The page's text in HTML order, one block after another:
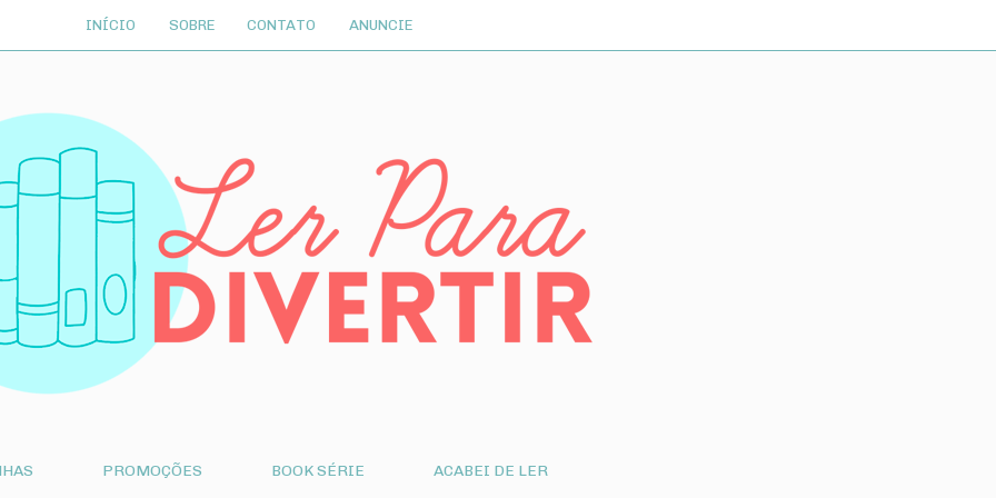
INÍCIO SOBRE CONTATO ANUNCIE
PROMOÇÕES BOOK SÉRIE ACABEI DE LER